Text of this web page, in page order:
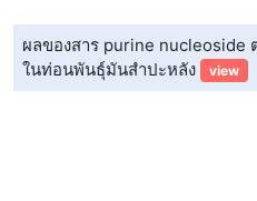
ผลของสาร purine nucleoside
ในท่อนพันธุ์มันสำปะหลัง
view